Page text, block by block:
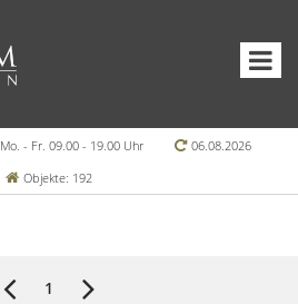
Mo. - Fr. 09.00 - 19.00 Uhr
06.08.2026
Objekte: 192
1